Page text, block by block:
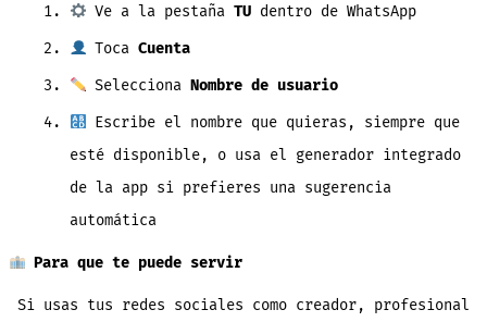
Ve a la pestañaTU dentro de WhatsApp
TocaCuenta
SeleccionaNombre de usuario
Escribe el nombre que quieras, siempre que
esté disponible, o usa el generador integrado
de la app si prefieres una sugerencia
automática
Para que te puede servir
Si usas tus redes sociales como creador, profesional